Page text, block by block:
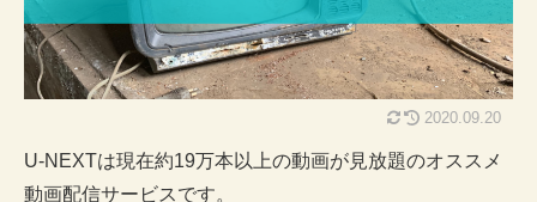
2020.09.20
U-NEXTは現在約19万本以上の動画が見放題のオススメ
動画配信サービスです。